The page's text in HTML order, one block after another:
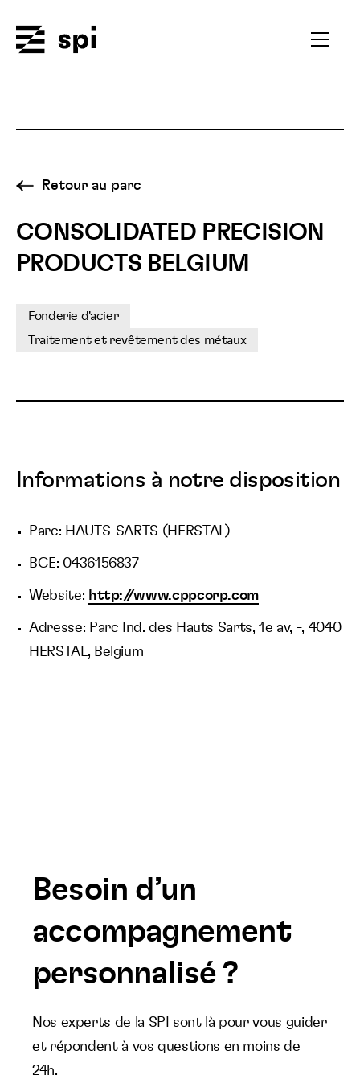
Ouvrir
Retour au parc
CONSOLIDATED PRECISION
PRODUCTS BELGIUM
Fonderie d'acier
Traitement et revêtement des métaux
Informations à notre disposition
Parc: HAUTS-SARTS (HERSTAL)
BCE: 0436156837
Website: http://www.cppcorp.com
Adresse: Parc Ind. des Hauts Sarts, 1e av, -, 4040
HERSTAL, Belgium
Besoin d’un
accompagnement
personnalisé ?
Nos experts de la SPI sont là pour vous guider
et répondent à vos questions en moins de
24h.